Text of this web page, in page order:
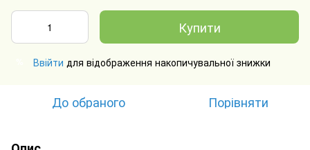
Купити
Ввійти для відображення накопичувальної знижки
До обраного Порівняти